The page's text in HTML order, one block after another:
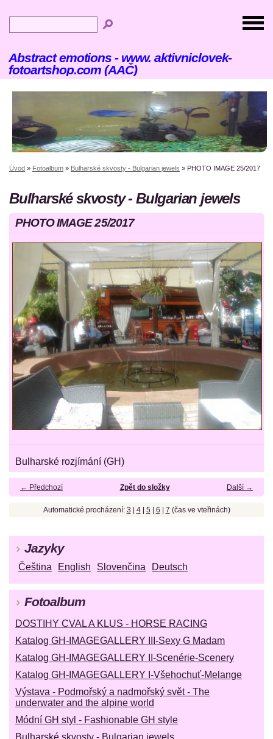
Abstract emotions - www. aktivniclovek-
fotoartshop.com (AAČ)
Úvod » Fotoalbum » Bulharské skvosty - Bulgarian jewels » PHOTO IMAGE 25/2017
Bulharské skvosty - Bulgarian jewels
PHOTO IMAGE 25/2017
Bulharské rozjímání (GH)
← Předchozí Další →
Zpět do složky
Automatické procházení: 3 4| 5| 6 7 (čas ve vteřinách)
Jazyky
Čeština English Slovenčina Deutsch
Fotoalbum
DOSTIHY CVAL A KLUS - HORSE RACING
Katalog GH-IMAGEGALLERY III-Sexy G Madam
Katalog GH-IMAGEGALLERY II-Scenérie-Scenery
Katalog GH-IMAGEGALLERY I-Všehochuť-Melange
Výstava - Podmořský a nadmořský svět - The
underwater and the alpine world
Módní GH styl - Fashionable GH style